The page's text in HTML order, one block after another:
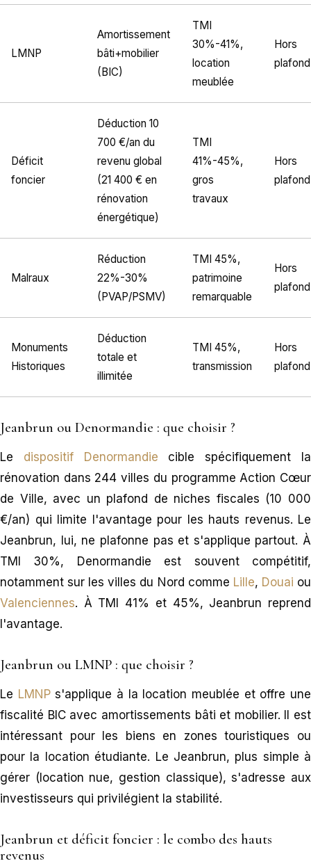
LMNP
Amortissement
bâti+mobilier
(BIC)
TMI
30%-41%,
location
meublée
Hors
plafond
Déficit
foncier
Déduction 10
700 €/an du
revenu global
(21 400 € en
rénovation
énergétique)
TMI
41%-45%,
gros
travaux
Hors
plafond
Malraux
Réduction
22%-30%
(PVAP/PSMV)
TMI 45%,
patrimoine
remarquable
Hors
plafond
Monuments
Historiques
Déduction
totale et
illimitée
TMI 45%,
transmission
Hors
plafond
Jeanbrun ou Denormandie : que choisir ?
Le dispositif Denormandie cible spécifiquement la
rénovation dans 244 villes du programme Action Cœur
de Ville, avec un plafond de niches fiscales (10 000
€/an) qui limite l'avantage pour les hauts revenus. Le
Jeanbrun, lui, ne plafonne pas et s'applique partout. À
TMI 30%, Denormandie est souvent compétitif,
notamment sur les villes du Nord comme Lille, Douai ou
Valenciennes. À TMI 41% et 45%, Jeanbrun reprend
l'avantage.
Jeanbrun ou LMNP : que choisir ?
Le LMNPs'applique à la location meublée et offre une
fiscalité BIC avec amortissements bâti et mobilier. Il est
intéressant pour les biens en zones touristiques ou
pour la location étudiante. Le Jeanbrun, plus simple à
gérer (location nue, gestion classique), s'adresse aux
investisseurs qui privilégient la stabilité.
Jeanbrun et déficit foncier : le combo des hauts
revenus